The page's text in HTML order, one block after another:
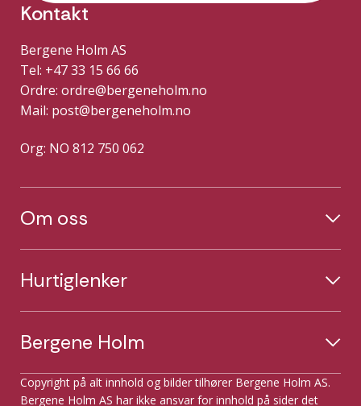
Kontakt
Bergene Holm AS
Tel: +47 33 15 66 66
Ordre: ordre@bergeneholm.no
Mail: post@bergeneholm.no
Org: NO 812 750 062
Om oss
Hurtiglenker
Bergene Holm
Copyright på alt innhold og bilder tilhører Bergene Holm AS.
Bergene Holm AS har ikke ansvar for innhold på sider det